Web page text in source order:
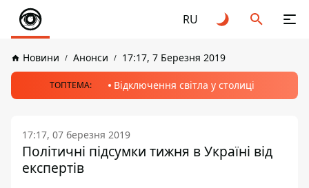
RU
Новини Анонси 17:17, 7 Березня 2019
ТОПТЕМА: Відключення світла у столиці
17:17, 07 березня 2019
Політичні підсумки тижня в Україні від
експертів